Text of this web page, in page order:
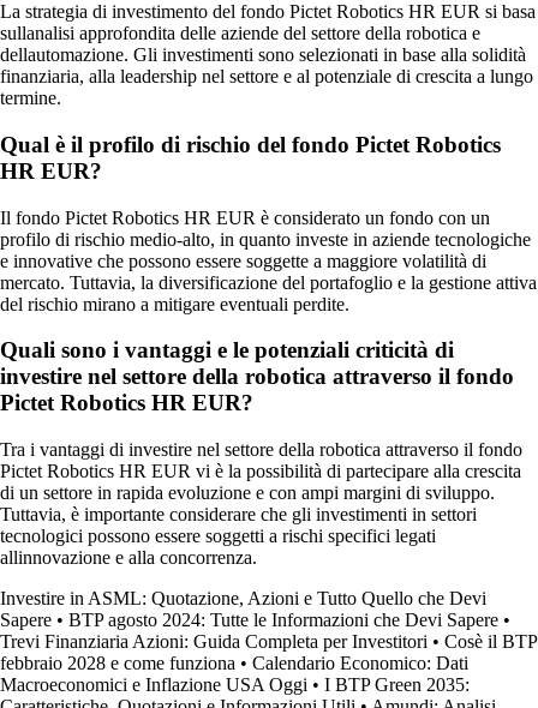
La strategia di investimento del fondo Pictet Robotics HR EUR si basa
sullanalisi approfondita delle aziende del settore della robotica e
dellautomazione. Gli investimenti sono selezionati in base alla solidità
finanziaria, alla leadership nel settore e al potenziale di crescita a lungo
termine.
Qual è il profilo di rischio del fondo Pictet Robotics
HR EUR?
Il fondo Pictet Robotics HR EUR è considerato un fondo con un
profilo di rischio medio-alto, in quanto investe in aziende tecnologiche
e innovative che possono essere soggette a maggiore volatilità di
mercato. Tuttavia, la diversificazione del portafoglio e la gestione attiva
del rischio mirano a mitigare eventuali perdite.
Quali sono i vantaggi e le potenziali criticità di
investire nel settore della robotica attraverso il fondo
Pictet Robotics HR EUR?
Tra i vantaggi di investire nel settore della robotica attraverso il fondo
Pictet Robotics HR EUR vi è la possibilità di partecipare alla crescita
di un settore in rapida evoluzione e con ampi margini di sviluppo.
Tuttavia, è importante considerare che gli investimenti in settori
tecnologici possono essere soggetti a rischi specifici legati
allinnovazione e alla concorrenza.
Investire in ASML: Quotazione, Azioni e Tutto Quello che Devi
Sapere • BTP agosto 2024: Tutte le Informazioni che Devi Sapere •
Trevi Finanziaria Azioni: Guida Completa per Investitori • Cosè il BTP
febbraio 2028 e come funziona • Calendario Economico: Dati
Macroeconomici e Inflazione USA Oggi • I BTP Green 2035: